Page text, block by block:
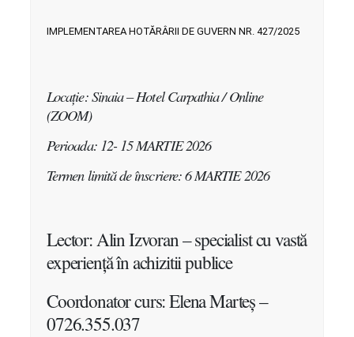
IMPLEMENTAREA HOTĂRÂRII DE GUVERN NR. 427/2025
Locație: Sinaia – Hotel Carpathia / Online
(ZOOM)
Perioada: 12- 15 MARTIE 2026
Termen limită de înscriere: 6 MARTIE 2026
Lector: Alin Izvoran – specialist cu vastă
experiență în achizitii publice
Coordonator curs: Elena Marteș –
0726.355.037